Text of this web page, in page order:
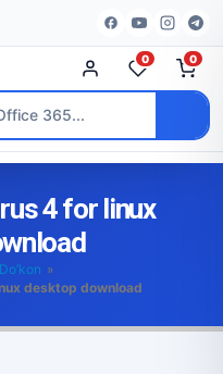
0 0
4 for linux
Do’kon »
desktop download